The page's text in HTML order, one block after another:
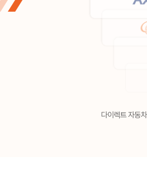
다이렉트 자동